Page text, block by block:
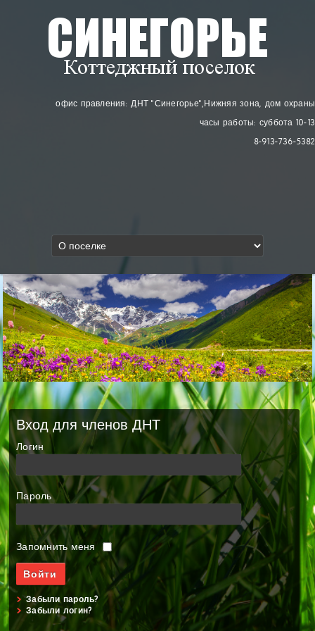
офис правления: ДНТ "Синегорье", Нижняя зона, дом охраны
часы работы: суббота 10-13
8-913-736-5382
Вход для членов ДНТ
Логин
Пароль
Запомнить меня
Забыли пароль?
Забыли логин?